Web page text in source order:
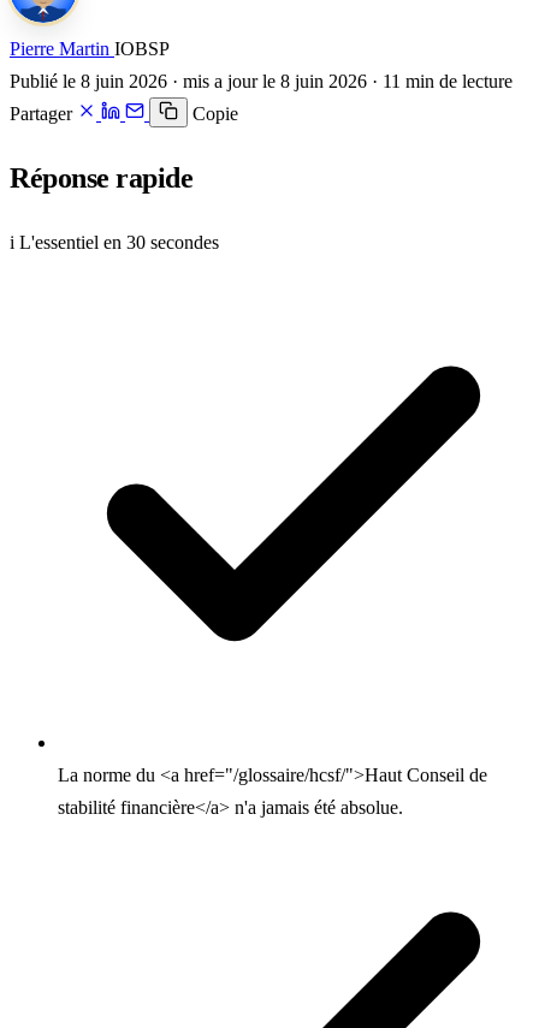
Pierre Martin IOBSP
Publié le 8 juin 2026 · mis a jour le 8 juin 2026 · 11 min de lecture
Partager
Copie
Réponse rapide
i L'essentiel en 30 secondes
La norme du <a href="/glossaire/hcsf/">Haut Conseil de
stabilité financière</a> n'a jamais été absolue.